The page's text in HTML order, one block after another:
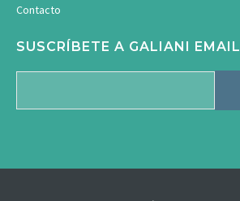
Contacto
SUSCRÍBETE A GALIANI EMAIL